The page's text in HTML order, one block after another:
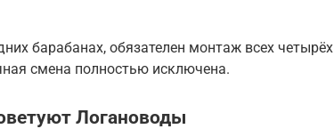
барабанах, обязателен монтаж всех четырёх
смена полностью исключена.
Логановоды